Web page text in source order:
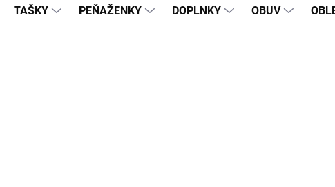
TAŠKY PEŇAŽENKY DOPLNKY OBUV